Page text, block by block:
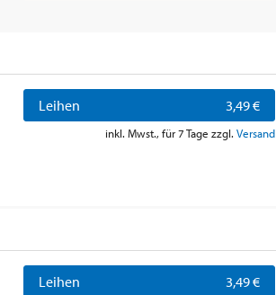
Leihen 3,49 €
inkl. Mwst., für 7 Tage zzgl. Versand
Leihen 3,49 €